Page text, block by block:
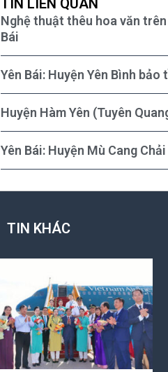
Nghệ thuật thêu hoa văn
Bái
Yên Bái: Huyện Yên Bình
Huyện Hàm Yên (Tuyên
Yên Bái: Huyện Mù Cang
TIN KHÁC